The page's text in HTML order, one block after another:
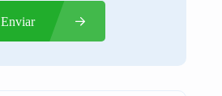
Enviar